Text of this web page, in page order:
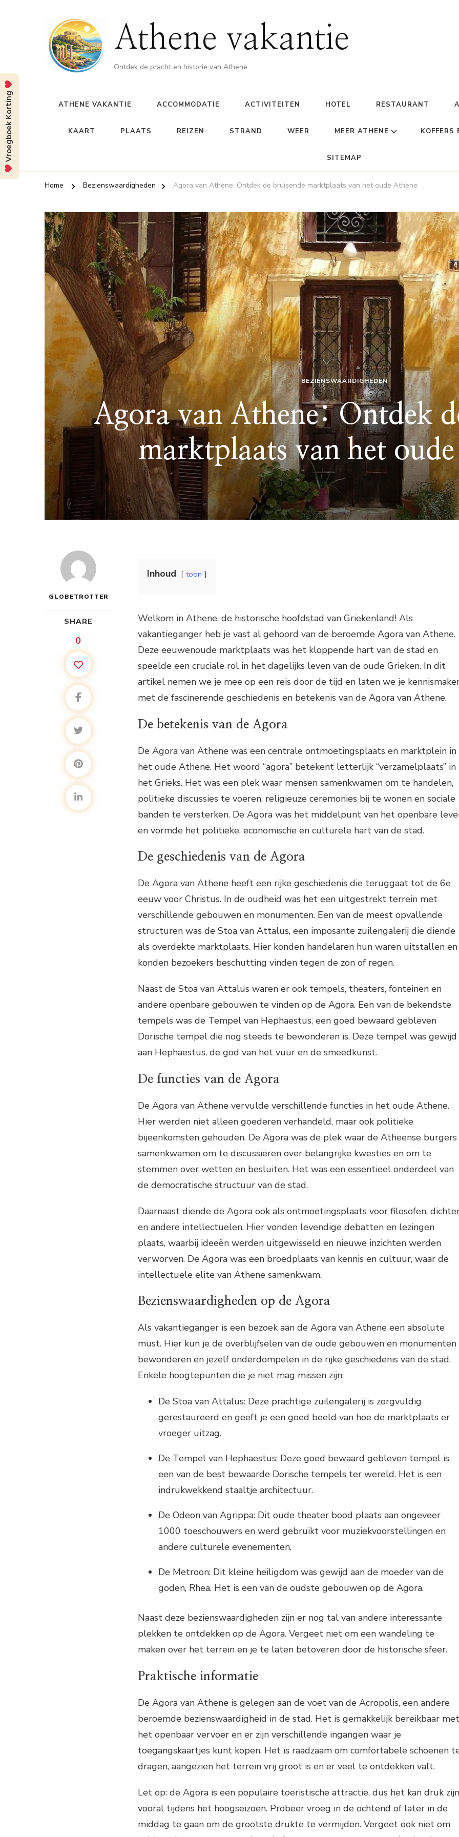
Athene vakantie
Ontdek de pracht en historie van Athene
ATHENE VAKANTIE ACCOMMODATIE ACTIVITEITEN HOTEL RESTAURANT
KAART PLAATS REIZEN STRAND WEER MEER ATHENE KOFFERS
SITEMAP
Home Bezienswaardigheden Agora van Athene: Ontdek de bruisende marktplaats van het oude Athene
BEZIENSWAARDIGHEDEN
Agora van Athene: Ontdek
marktplaats van het
GLOBETROTTER
SHARE
0
Inhoud toon
Welkom in Athene, de historische hoofdstad van Griekenland! Als
vakantieganger heb je vast al gehoord van de beroemde Agora van Athene.
Deze eeuwenoude marktplaats was het kloppende hart van de stad en
speelde een cruciale rol in het dagelijks leven van de oude Grieken. In dit
artikel nemen we je mee op een reis door de tijd en laten we je
met de fascinerende geschiedenis en betekenis van de Agora van Athene.
De betekenis van de Agora
De Agora van Athene was een centrale ontmoetingsplaats en marktplein in
het oude Athene. Het woord “agora” betekent letterlijk “verzamelplaats” in
het Grieks. Het was een plek waar mensen samenkwamen om te handelen,
politieke discussies te voeren, religieuze ceremonies bij te wonen en sociale
banden te versterken. De Agora was het middelpunt van het openbare
en vormde het politieke, economische en culturele hart van de stad.
De geschiedenis van de Agora
De Agora van Athene heeft een rijke geschiedenis die teruggaat tot de 6e
eeuw voor Christus. In de oudheid was het een uitgestrekt terrein met
verschillende gebouwen en monumenten. Een van de meest opvallende
structuren was de Stoa van Attalus, een imposante zuilengalerij die diende
als overdekte marktplaats. Hier konden handelaren hun waren uitstallen en
konden bezoekers beschutting vinden tegen de zon of regen.
Naast de Stoa van Attalus waren er ook tempels, theaters, fonteinen en
andere openbare gebouwen te vinden op de Agora. Een van de bekendste
tempels was de Tempel van Hephaestus, een goed bewaard gebleven
Dorische tempel die nog steeds te bewonderen is. Deze tempel was gewijd
aan Hephaestus, de god van het vuur en de smeedkunst.
De functies van de Agora
De Agora van Athene vervulde verschillende functies in het oude Athene.
Hier werden niet alleen goederen verhandeld, maar ook politieke
bijeenkomsten gehouden. De Agora was de plek waar de Atheense burgers
samenkwamen om te discussiëren over belangrijke kwesties en om te
stemmen over wetten en besluiten. Het was een essentieel onderdeel van
de democratische structuur van de stad.
Daarnaast diende de Agora ook als ontmoetingsplaats voor filosofen,
en andere intellectuelen. Hier vonden levendige debatten en lezingen
plaats, waarbij ideeën werden uitgewisseld en nieuwe inzichten werden
verworven. De Agora was een broedplaats van kennis en cultuur, waar de
intellectuele elite van Athene samenkwam.
Bezienswaardigheden op de Agora
Als vakantieganger is een bezoek aan de Agora van Athene een absolute
must. Hier kun je de overblijfselen van de oude gebouwen en monumenten
bewonderen en jezelf onderdompelen in de rijke geschiedenis van de stad.
Enkele hoogtepunten die je niet mag missen zijn:
De Stoa van Attalus: Deze prachtige zuilengalerij is zorgvuldig
gerestaureerd en geeft je een goed beeld van hoe de marktplaats er
vroeger uitzag.
De Tempel van Hephaestus: Deze goed bewaard gebleven tempel is
een van de best bewaarde Dorische tempels ter wereld. Het is een
indrukwekkend staaltje architectuur.
De Odeon van Agrippa: Dit oude theater bood plaats aan ongeveer
1000 toeschouwers en werd gebruikt voor muziekvoorstellingen en
andere culturele evenementen.
De Metroon: Dit kleine heiligdom was gewijd aan de moeder van de
goden, Rhea. Het is een van de oudste gebouwen op de Agora.
Naast deze bezienswaardigheden zijn er nog tal van andere interessante
plekken te ontdekken op de Agora. Vergeet niet om een wandeling te
maken over het terrein en je te laten betoveren door de historische sfeer.
Praktische informatie
De Agora van Athene is gelegen aan de voet van de Acropolis, een andere
beroemde bezienswaardigheid in de stad. Het is gemakkelijk bereikbaar met
het openbaar vervoer en er zijn verschillende ingangen waar je
toegangskaartjes kunt kopen. Het is raadzaam om comfortabele schoenen
dragen, aangezien het terrein vrij groot is en er veel te ontdekken valt.
Let op: de Agora is een populaire toeristische attractie, dus het kan druk
vooral tijdens het hoogseizoen. Probeer vroeg in de ochtend of later in de
middag te gaan om de grootste drukte te vermijden. Vergeet ook niet om
Vroegboek Korting